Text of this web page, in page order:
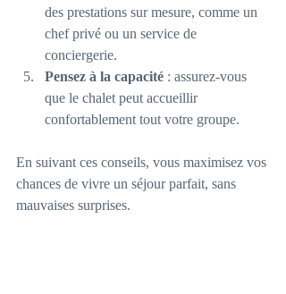
des prestations sur mesure, comme un
chef privé ou un service de
conciergerie.
Pensez à la capacité : assurez-vous
que le chalet peut accueillir
confortablement tout votre groupe.
En suivant ces conseils, vous maximisez vos
chances de vivre un séjour parfait, sans
mauvaises surprises.